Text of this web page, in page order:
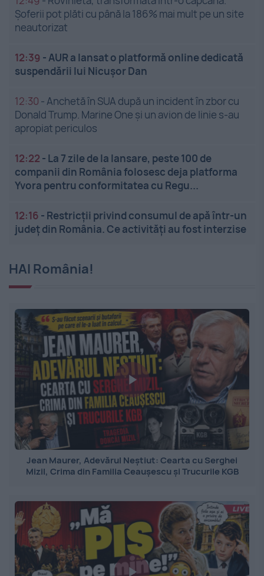
Șoferii pot plăti cu până la 186% mai mult pe un site
neautorizat
12:39 -AUR a lansat o platformă online dedicată
suspendării lui Nicușor Dan
12:30 -Anchetă în SUA după un incident în zbor cu
Donald Trump. Marine One și un avion de linie s-au
apropiat periculos
12:22 - La 7 zile de la lansare, peste 100 de
companii din România folosesc deja platforma
Yvora pentru conformitatea cu Regu...
12:16 - Restricții privind consumul de apă într-un
județ din România. Ce activități au fost interzise
HAI România!
Jean Maurer, Adevărul Neștiut: Cearta cu Serghei
Mizil, Crima din Familia Ceaușescu și Trucurile KGB